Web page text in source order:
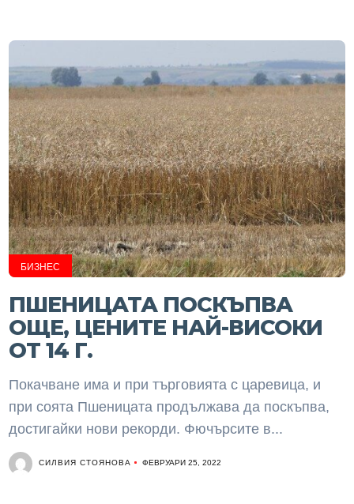
БИЗНЕС
ПШЕНИЦАТА ПОСКЪПВА
ОЩЕ, ЦЕНИТЕ НАЙ-ВИСОКИ
ОТ 14 Г.
Покачване има и при търговията с царевица, и
при соята Пшеницата продължава да поскъпва,
достигайки нови рекорди. Фючърсите в...
СИЛВИЯ СТОЯНОВА ФЕВРУАРИ 25, 2022